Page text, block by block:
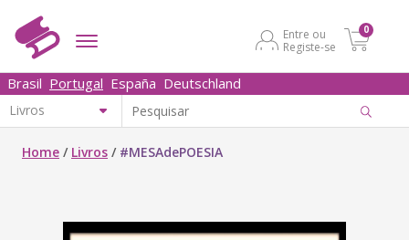
Entre ou
Registe-se
0
Brasil Portugal España Deutschland
Home / Livros / #MESAdePOESIA